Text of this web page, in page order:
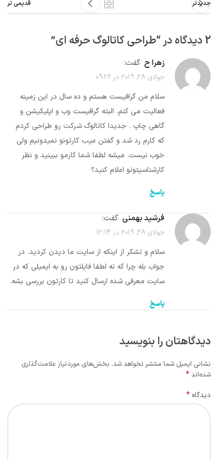
جدیدتر قدیمی تر
2 دیدگاه در “ طراحی کاتالوگ حرفه ای”
زهرا ح گفت:
جولای 28, 2019 در 09:26
سلام من گرافیست هستم و ده سال در این زمینه
فعالیت می کنم. البته گرافیست وب و اپلیکیشن و
گاهی چاپ . جدیدا کاتالوگ شرکت رو طراحی کردم
که کارم رد شد و گفتن عیب کارتونو نمیدونیم ولی
خوب نیست. میشه لطفا شما کارمو ببینید و نظر
کارشناسیتونو اعلام کنید؟
پاسخ
فرشید بهمنی گفت:
جولای 28, 2019 در 12:14
سلام و تشکر از اینکه از سایت ما دیدن کردید. در
جواب بله چرا که نه لطفا فایلتون رو به ایمیلی که در
سایت معرفی شده ارسال کنید تا کارتون بررسی بشه.
پاسخ
دیدگاهتان را بنویسید
نشانی ایمیل شما منتشر نخواهد شد. بخش‌های موردنیاز علامت‌گذاری
شده‌اند*
دیدگاه *